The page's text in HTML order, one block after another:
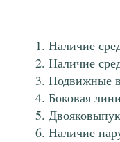
Наличие
Наличие
Подвижные
Боковая
Наличие